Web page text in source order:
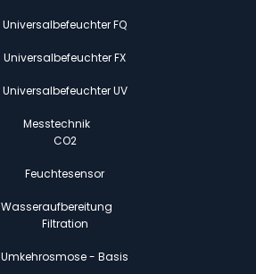
Universalbefeuchter FQ
Universalbefeuchter FX
Universalbefeuchter UV
Messtechnik
CO2
Feuchtesensor
Wasseraufbereitung
Filtration
Umkehrosmose - Basis